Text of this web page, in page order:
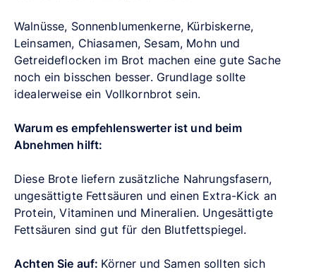
Walnüsse, Sonnenblumenkerne, Kürbiskerne,
Leinsamen, Chiasamen, Sesam, Mohn und
Getreideflocken im Brot machen eine gute Sache
noch ein bisschen besser. Grundlage sollte
idealerweise ein Vollkornbrot sein.
Warum es empfehlenswerter ist und beim
Abnehmen hilft:
Diese Brote liefern zusätzliche Nahrungsfasern,
ungesättigte Fettsäuren und einen Extra-Kick an
Protein, Vitaminen und Mineralien. Ungesättigte
Fettsäuren sind gut für den Blutfettspiegel.
Achten Sie auf: Körner und Samen sollten sich